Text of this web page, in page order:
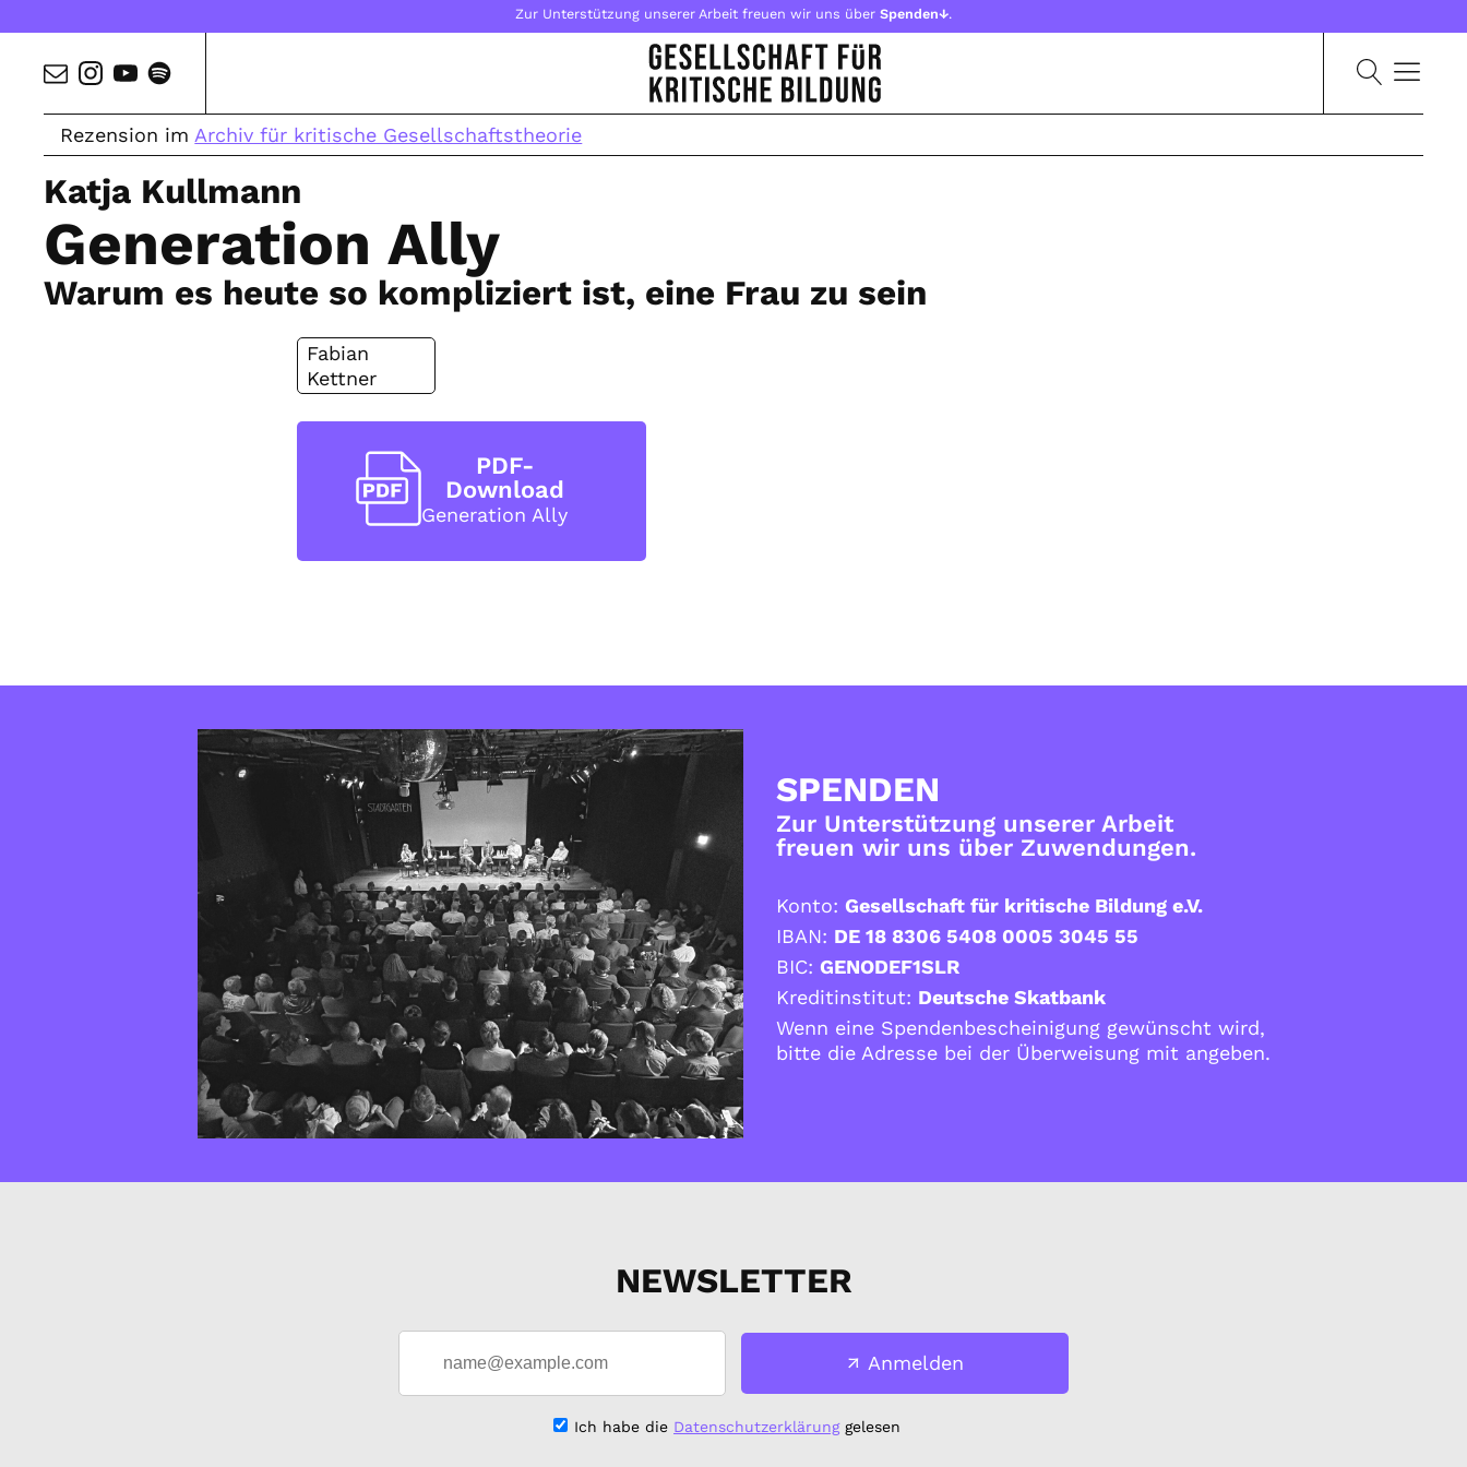
Zur Unterstützung unserer Arbeit freuen wir uns über Spenden↓.
Rezension im Archiv für kritische Gesellschaftstheorie
Katja Kullmann
Generation Ally
Warum es heute so kompliziert ist, eine Frau zu sein
Fabian
Kettner
PDF-
Download
Generation Ally
SPENDEN
Zur Unterstützung unserer Arbeit
freuen wir uns über Zuwendungen.
Konto: Gesellschaft für kritische Bildung e.V.
IBAN: DE 18 8306 5408 0005 3045 55
BIC: GENODEF1SLR
Kreditinstitut: Deutsche Skatbank
Wenn eine Spendenbescheinigung gewünscht wird,
bitte die Adresse bei der Überweisung mit angeben.
NEWSLETTER
Anmelden
Ich habe die Datenschutzerklärunggelesen